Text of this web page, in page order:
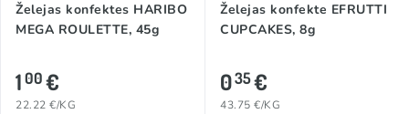
Želejas konfektes HARIBO
MEGA ROULETTE, 45g
100€
22.22 €/KG
Želejas konfekte EFRUTTI
CUPCAKES, 8g
035€
43.75 €/KG